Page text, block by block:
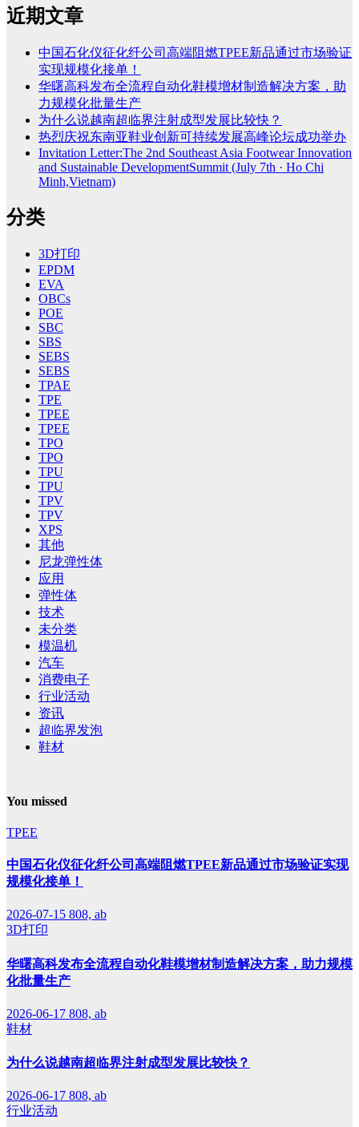
近期文章
中国石化仪征化纤公司高端阻燃TPEE新品通过市场验证
实现规模化接单！
华曙高科发布全流程自动化鞋模增材制造解决方案，助
力规模化批量生产
为什么说越南超临界注射成型发展比较快？
热烈庆祝东南亚鞋业创新可持续发展高峰论坛成功举办
Invitation Letter:The 2nd Southeast Asia Footwear Innovation
and Sustainable DevelopmentSummit (July 7th · Ho Chi
Minh,Vietnam)
分类
3D打印
EPDM
EVA
OBCs
POE
SBC
SBS
SEBS
SEBS
TPAE
TPE
TPEE
TPEE
TPO
TPO
TPU
TPU
TPV
TPV
XPS
其他
尼龙弹性体
应用
弹性体
技术
未分类
模温机
汽车
消费电子
行业活动
资讯
超临界发泡
鞋材
You missed
TPEE
中国石化仪征化纤公司高端阻燃TPEE新品通过市场验证实现
规模化接单！
2026-07-15 808, ab
3D打印
华曙高科发布全流程自动化鞋模增材制造解决方案，助力规模
化批量生产
2026-06-17 808, ab
鞋材
为什么说越南超临界注射成型发展比较快？
2026-06-17 808, ab
行业活动